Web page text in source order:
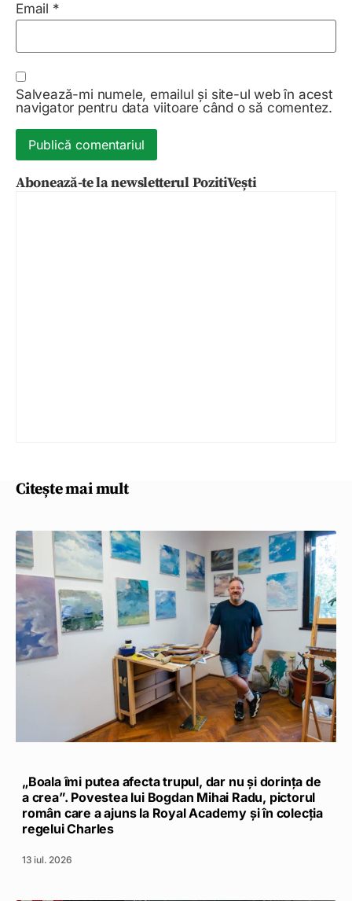
Email *
Salvează-mi numele, emailul și site-ul web în acest
navigator pentru data viitoare când o să comentez.
Abonează-te la newsletterul PozitiVești
Citește mai mult
„Boala îmi putea afecta trupul, dar nu și dorința de
a crea”. Povestea lui Bogdan Mihai Radu, pictorul
român care a ajuns la Royal Academy și în colecția
regelui Charles
13 iul. 2026